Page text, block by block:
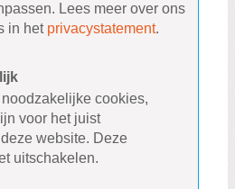
Lees meer over ons
in het privacystatement.
cookies,
voor het juist
website. Deze
uitschakelen.